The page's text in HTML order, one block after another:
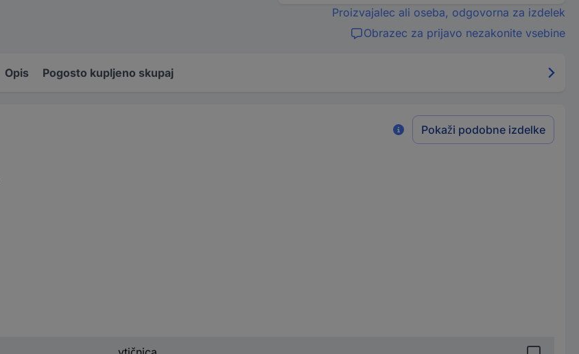
Proizvajalec ali oseba, odgovorna za izdelek
Obrazec za prijavo nezakonite vsebine
Opis Pogosto kupljeno skupaj
Pokaži podobne izdelke